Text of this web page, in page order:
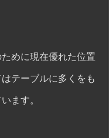
めに現在優れた位置
テーブルに多くをも
ます。